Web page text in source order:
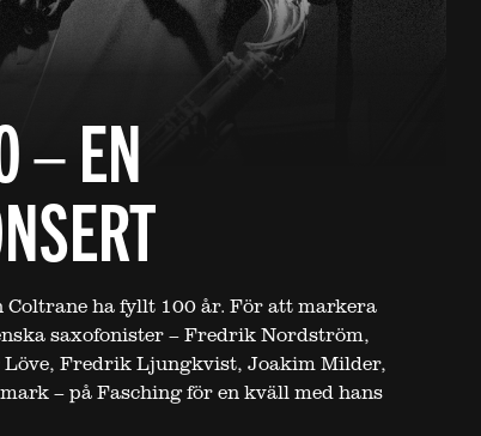
– EN
Coltrane ha fyllt 100 år. För att markera
saxofonister – Fredrik Nordström,
Fredrik Ljungkvist, Joakim Milder,
– på Fasching för en kväll med hans